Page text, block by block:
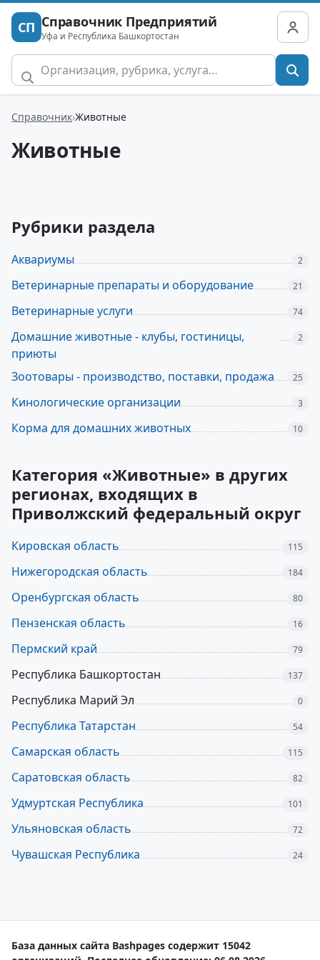
СП Справочник Предприятий
Уфа и Республика Башкортостан
Справочник Животные
Животные
Рубрики раздела
Аквариумы 2
Ветеринарные препараты и оборудование 21
Ветеринарные услуги 74
Домашние животные - клубы, гостиницы,
приюты
2
Зоотовары - производство, поставки, продажа 25
Кинологические организации 3
Корма для домашних животных 10
Категория «Животные» в других
регионах, входящих в
Приволжский федеральный округ
Кировская область 115
Нижегородская область 184
Оренбургская область 80
Пензенская область 16
Пермский край 79
Республика Башкортостан 137
Республика Марий Эл 0
Республика Татарстан 54
Самарская область 115
Саратовская область 82
Удмуртская Республика 101
Ульяновская область 72
Чувашская Республика 24
База данных сайта Bashpages содержит 15042